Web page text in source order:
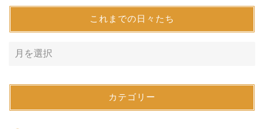
これまでの日々たち
カテゴリー